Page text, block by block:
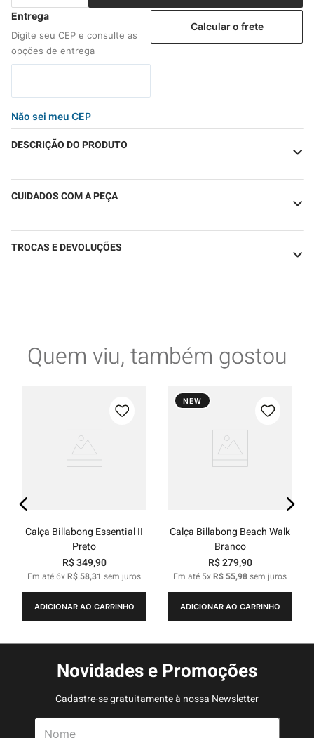
Não sei meu CEP
Calcular o frete
DESCRIÇÃO DO PRODUTO
CUIDADOS COM A PEÇA
TROCAS E DEVOLUÇÕES
Quem viu, também gostou
Calça Billabong Essential II
Preto
R$349,90
Em até6xR$ 58,31 sem juros
ADICIONAR AO CARRINHO
NEW
Calça Billabong Beach Walk
Branco
R$279,90
Em até 5xR$ 55,98sem juros
ADICIONAR AO CARRINHO
Novidades e Promoções
Cadastre-se gratuitamente à nossa Newsletter